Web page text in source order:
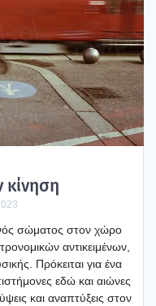
κίνη­ση
σώμα­τος στον χώρο
αντι­κει­μέ­νων,
Πρό­κει­ται για ένα
εδώ και αιώ­νες
και ανα­πτύ­ξεις στον